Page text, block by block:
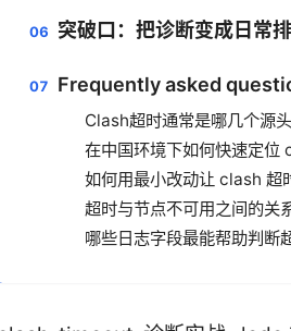
突破口：把诊断变成日常
Frequently asked
Clash超时通常是哪几个源
在中国环境下如何快速定位
如何用最小改动让 clash 超
超时与节点不可用之间的关
哪些日志字段最能帮助判断